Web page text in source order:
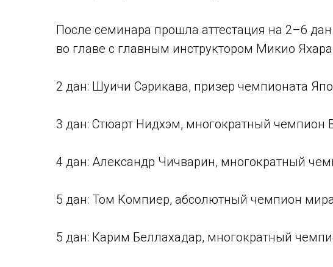
После семинара прошла аттестация на 2–6
во главе с главным инструктором Микио
2 дан: Шуичи Сэрикава, призер чемпионата
3 дан: Стюарт Нидхэм, многократный чемпион
4 дан: Александр Чичварин, многократный
5 дан: Том Компиер, абсолютный чемпион мира
5 дан: Карим Беллахадар, многократный